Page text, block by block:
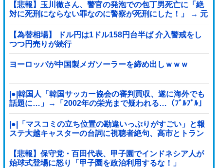
【悲報】玉川徹さん、警官の発泡での包丁男死亡に「絶
対に死刑にならない罪なのに警察が死刑にした！」 → 元
警官のマジレスがコチラ → ………
【為替相場】 ドル円は1ドル158円台半ば 介入警戒をし
つつ円売りが続行
ヨーロッパが中国製メガソーラーを締め出しｗｗｗ
|●|韓国人「韓国サッカー協会の審判買収、遂に海外でも
話題に…」→「2002年の栄光まで疑われる…（ﾌﾞﾙﾌﾞﾙ」
＝韓国の反応
|●|「マスコミの立ち位置の勘違いっぷりがすごい」と報
ステ大越キャスターの台詞に視聴者絶句、高市とトラン
プを同列視させようという思惑がひしひしと
【悲報】保守党・百田代表、甲子園でインドネシア人が
始球式登場に怒り「甲子園を政治利用するな！」